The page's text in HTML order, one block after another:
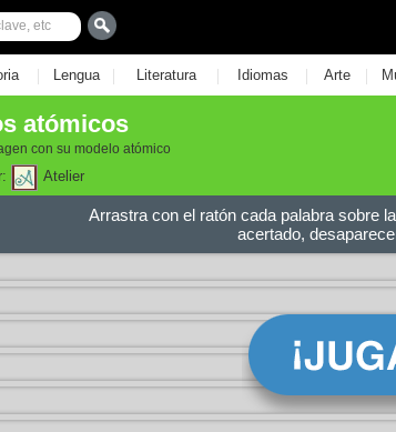
| Lengua | Literatura | Idiomas | Arte |
atómicos
con su modelo atómico
Atelier
Arrastra con el ratón cada palabra sobre
acertado,